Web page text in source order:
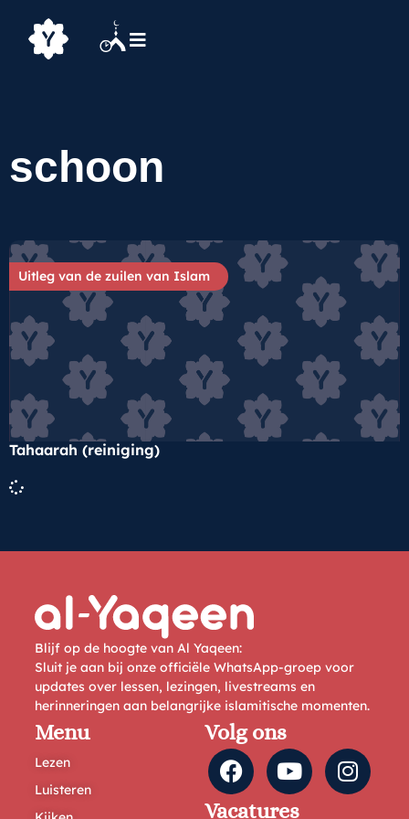
schoon
Uitleg van de zuilen van Islam
Tahaarah (reiniging)
Blijf op de hoogte van Al Yaqeen:
Sluit je aan bij onze officiële WhatsApp-groep voor
updates over lessen, lezingen, livestreams en
herinneringen aan belangrijke islamitische momenten.
Menu
Lezen
Luisteren
Volg ons
Vacatures